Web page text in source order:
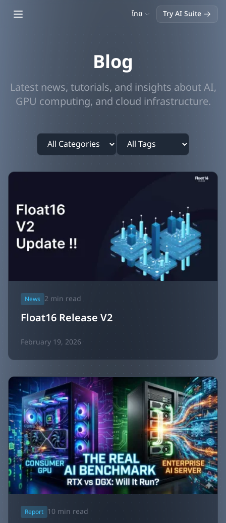
Open main menu ไทย Try AI Suite
Blog
Latest news, tutorials, and insights about AI,
GPU computing, and cloud infrastructure.
News 2 min read
Float16 Release V2
February 19, 2026
Report 10 min read